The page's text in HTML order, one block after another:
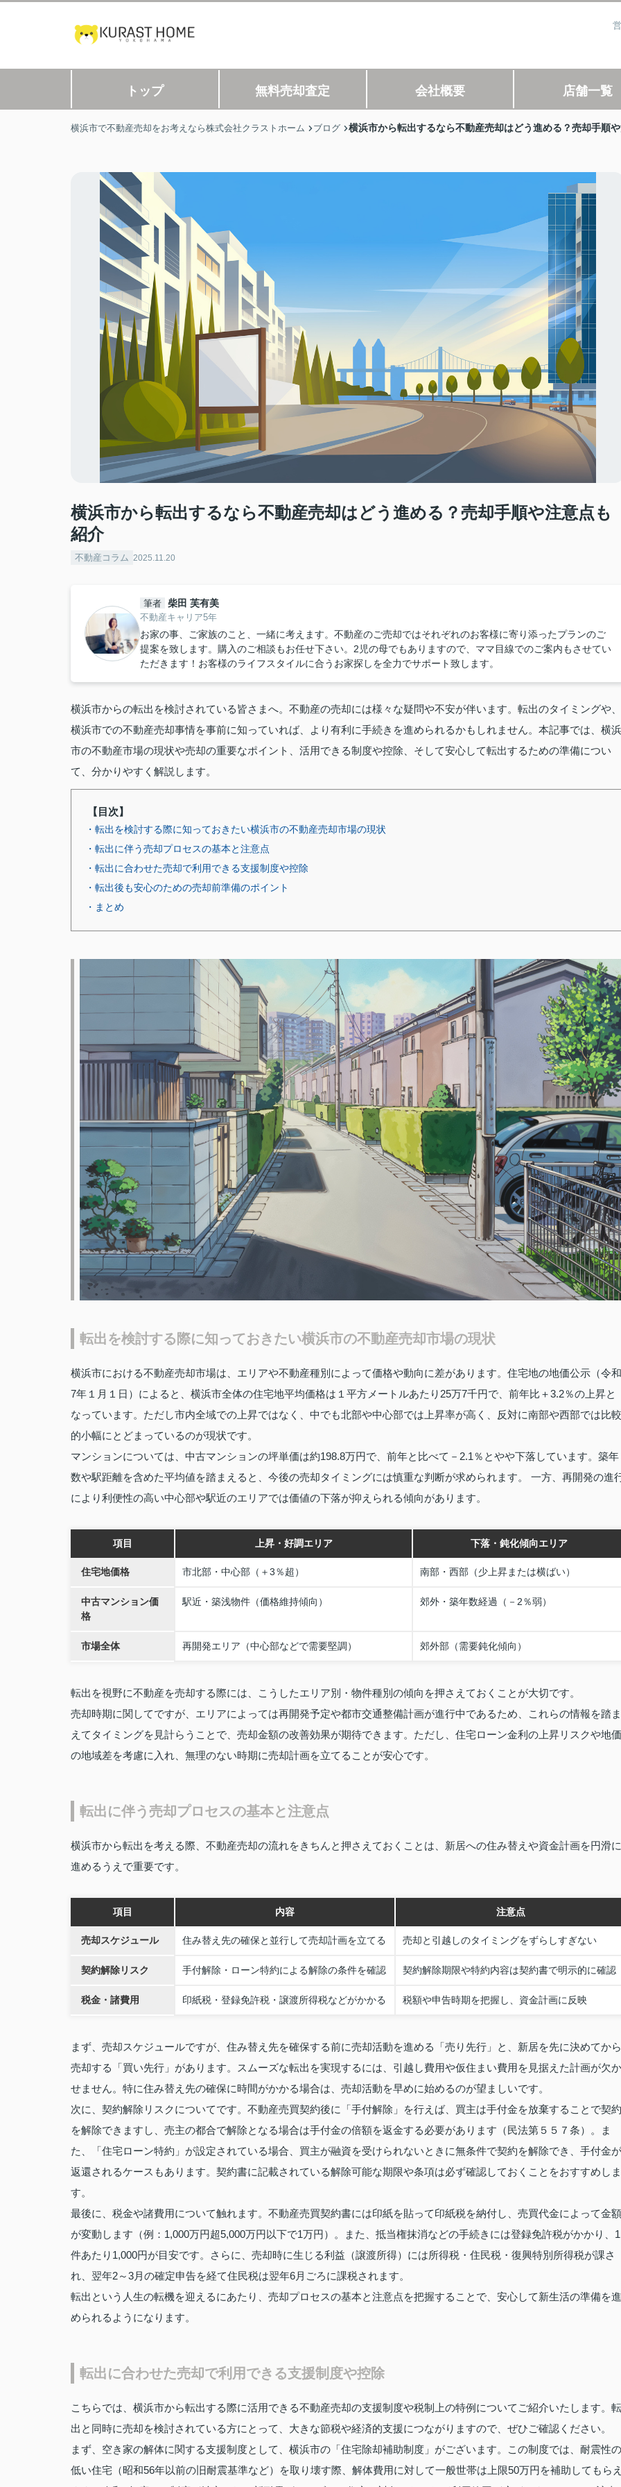
トップ 無料売却査定 会社概要 店舗一覧
横浜市で不動産売却をお考えなら株式会社クラストホーム ブログ 横浜市から転出するなら不動産売却はどう進める？売却手順
横浜市から転出するなら不動産売却はどう進める？売却手順や注意点も
紹介
不動産コラム 2025.11.20
筆者 柴田 芙有美
不動産キャリア5年
お家の事、ご家族のこと、一緒に考えます。不動産のご売却ではそれぞれのお客様に寄り添ったプランのご
提案を致します。購入のご相談もお任せ下さい。2児の母でもありますので、ママ目線でのご案内もさせてい
ただきます！お客様のライフスタイルに合うお家探しを全力でサポート致します。
横浜市からの転出を検討されている皆さまへ。不動産の売却には様々な疑問や不安が伴います。転出のタイミングや、
横浜市での不動産売却事情を事前に知っていれば、より有利に手続きを進められるかもしれません。本記事では、横浜
市の不動産市場の現状や売却の重要なポイント、活用できる制度や控除、そして安心して転出するための準備につい
て、分かりやすく解説します。
【目次】
・転出を検討する際に知っておきたい横浜市の不動産売却市場の現状
・転出に伴う売却プロセスの基本と注意点
・転出に合わせた売却で利用できる支援制度や控除
・転出後も安心のための売却前準備のポイント
・まとめ
転出を検討する際に知っておきたい横浜市の不動産売却市場の現状
横浜市における不動産売却市場は、エリアや不動産種別によって価格や動向に差があります。住宅地の地価公示（令和
7年１月１日）によると、横浜市全体の住宅地平均価格は１平方メートルあたり25万7千円で、前年比＋3.2％の上昇と
なっています。ただし市内全域での上昇ではなく、中でも北部や中心部では上昇率が高く、反対に南部や西部では比較
的小幅にとどまっているのが現状です。
マンションについては、中古マンションの坪単価は約198.8万円で、前年と比べて－2.1％とやや下落しています。築年
数や駅距離を含めた平均値を踏まえると、今後の売却タイミングには慎重な判断が求められます。 一方、再開発の進
により利便性の高い中心部や駅近のエリアでは価値の下落が抑えられる傾向があります。
項目 上昇・好調エリア 下落・鈍化傾向エリア
住宅地価格 市北部・中心部（＋3％超） 南部・西部（少上昇または横ばい）
中古マンション価
格
駅近・築浅物件（価格維持傾向） 郊外・築年数経過（－2％弱）
市場全体 再開発エリア（中心部などで需要堅調） 郊外部（需要鈍化傾向）
転出を視野に不動産を売却する際には、こうしたエリア別・物件種別の傾向を押さえておくことが大切です。
売却時期に関してですが、エリアによっては再開発予定や都市交通整備計画が進行中であるため、これらの情報を踏ま
えてタイミングを見計らうことで、売却金額の改善効果が期待できます。ただし、住宅ローン金利の上昇リスクや地価
の地域差を考慮に入れ、無理のない時期に売却計画を立てることが安心です。
転出に伴う売却プロセスの基本と注意点
横浜市から転出を考える際、不動産売却の流れをきちんと押さえておくことは、新居への住み替えや資金計画を円滑に
進めるうえで重要です。
項目 内容 注意点
売却スケジュール 住み替え先の確保と並行して売却計画を立てる 売却と引越しのタイミングをずらしすぎない
契約解除リスク 手付解除・ローン特約による解除の条件を確認 契約解除期限や特約内容は契約書で明示的に確認
税金・諸費用 印紙税・登録免許税・譲渡所得税などがかかる 税額や申告時期を把握し、資金計画に反映
まず、売却スケジュールですが、住み替え先を確保する前に売却活動を進める「売り先行」と、新居を先に決めてから
売却する「買い先行」があります。スムーズな転出を実現するには、引越し費用や仮住まい費用を見据えた計画が欠か
せません。特に住み替え先の確保に時間がかかる場合は、売却活動を早めに始めるのが望ましいです。
次に、契約解除リスクについてです。不動産売買契約後に「手付解除」を行えば、買主は手付金を放棄することで契約
を解除できますし、売主の都合で解除となる場合は手付金の倍額を返金する必要があります（民法第５５７条）。ま
た、「住宅ローン特約」が設定されている場合、買主が融資を受けられないときに無条件で契約を解除でき、手付金が
返還されるケースもあります。契約書に記載されている解除可能な期限や条項は必ず確認しておくことをおすすめしま
す。
最後に、税金や諸費用について触れます。不動産売買契約書には印紙を貼って印紙税を納付し、売買代金によって金額
が変動します（例：1,000万円超5,000万円以下で1万円）。また、抵当権抹消などの手続きには登録免許税がかかり、1
件あたり1,000円が目安です。さらに、売却時に生じる利益（譲渡所得）には所得税・住民税・復興特別所得税が課さ
れ、翌年2～3月の確定申告を経て住民税は翌年6月ごろに課税されます。
転出という人生の転機を迎えるにあたり、売却プロセスの基本と注意点を把握することで、安心して新生活の準備を進
められるようになります。
転出に合わせた売却で利用できる支援制度や控除
こちらでは、横浜市から転出する際に活用できる不動産売却の支援制度や税制上の特例についてご紹介いたします。転
出と同時に売却を検討されている方にとって、大きな節税や経済的支援につながりますので、ぜひご確認ください。
まず、空き家の解体に関する支援制度として、横浜市の「住宅除却補助制度」がございます。この制度では、耐震性の
低い住宅（昭和56年以前の旧耐震基準など）を取り壊す際、解体費用に対して一般世帯は上限50万円を補助してもら